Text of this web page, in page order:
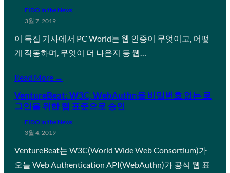
FIDO in the News
3월 7, 2019
이 특집 기사에서 PC World는 웹 인증이 무엇이고, 어떻
게 작동하며, 무엇이 더 나은지 등 웹…
Read More →
VentureBeat: W3C, WebAuthn을 비밀번호 없는 로
그인을 위한 웹 표준으로 승인
FIDO in the News
3월 4, 2019
VentureBeat는 W3C(World Wide Web Consortium)가
오늘 Web Authentication API(WebAuthn)가 공식 웹 표